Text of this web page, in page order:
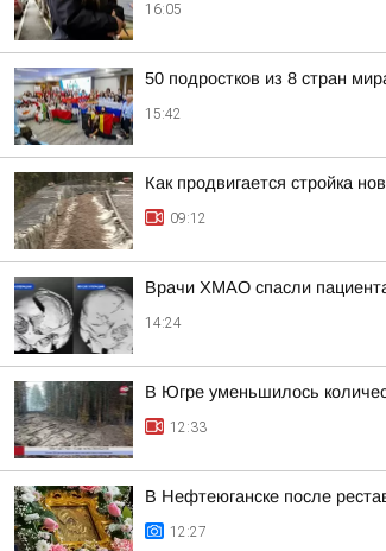
16:05
50 подростков из 8 стран
15:42
Как продвигается стройка
09:12
Врачи ХМАО спасли
14:24
В Югре уменьшилось
12:33
В Нефтеюганске после
12:27